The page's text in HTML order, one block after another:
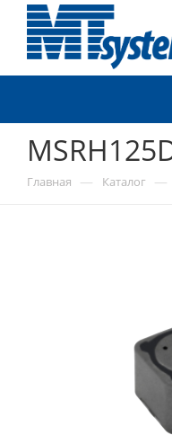
Главная — Каталог —